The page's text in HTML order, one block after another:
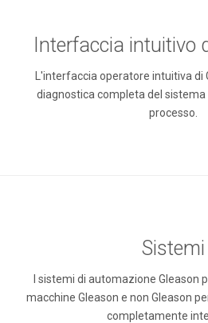
Interfaccia intuitivo
L'interfaccia operatore intuitiva di
diagnostica completa del sistema
processo.
Sistemi
I sistemi di automazione Gleason
macchine Gleason e non Gleason
completamente